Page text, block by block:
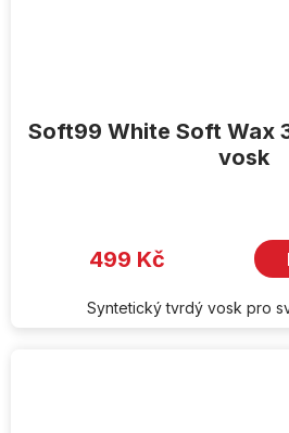
Soft99 White Soft Wax
vosk
499 Kč
Syntetický tvrdý vosk pro